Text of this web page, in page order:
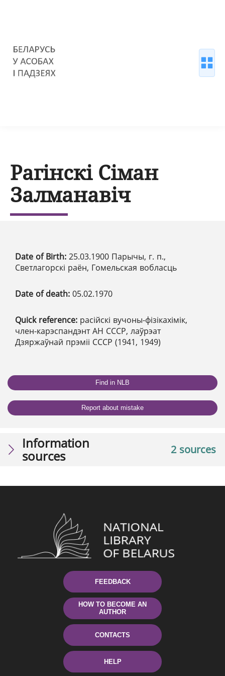
Рагінскі Сіман
Залманавіч
Date of Birth: 25.03.1900 Парычы, г. п.,
Светлагорскі раён, Гомельская вобласць
Date of death: 05.02.1970
Quick reference: расійскі вучоны-фізікахімік,
член-карэспандэнт АН СССР, лаўрэат
Дзяржаўнай прэміі СССР (1941, 1949)
Find in NLB
Report about mistake
2 sources
Information
sources
FEEDBACK
HOW TO BECOME AN
AUTHOR
CONTACTS
HELP